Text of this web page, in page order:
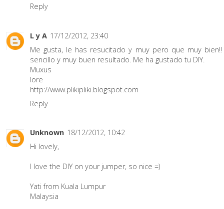
Reply
L y A 17/12/2012, 23:40
Me gusta, le has resucitado y muy pero que muy bien!!
sencillo y muy buen resultado. Me ha gustado tu DIY.
Muxus
lore
http://www.plikipliki.blogspot.com
Reply
Unknown 18/12/2012, 10:42
Hi lovely,
I love the DIY on your jumper, so nice =)
Yati from Kuala Lumpur
Malaysia